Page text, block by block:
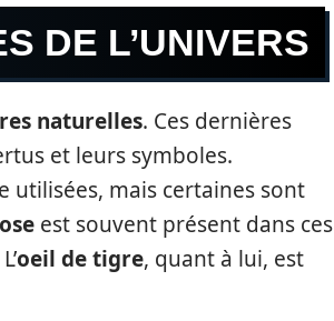
DE L’UNIVERS
naturelles. Ces dernières
et leurs symboles.
utilisées, mais certaines sont
est souvent présent dans ces
oeil de tigre, quant à lui, est